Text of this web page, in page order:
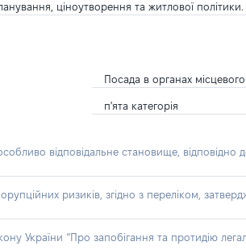
ціноутворення та житлової політики.
Посада в органах
п'ята категорія
відповідальне становище, відповідно
ризиків, згідно з переліком,
України “Про запобігання та протидію